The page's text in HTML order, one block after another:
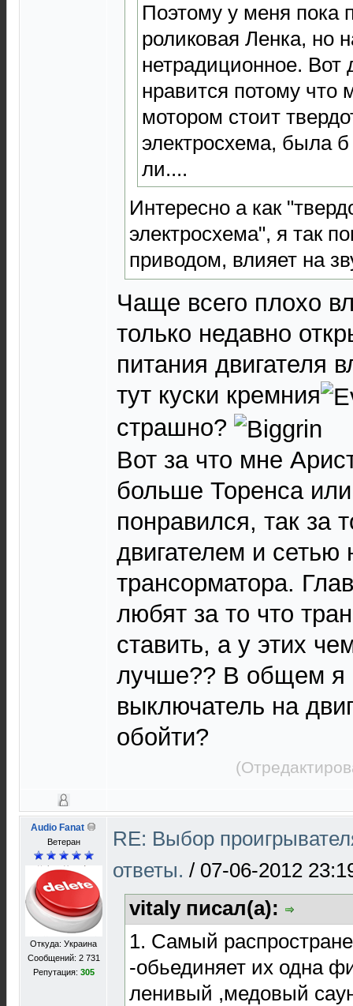
Поэтому у меня пока
роликовая Ленка, но
нетрадиционное. Вот
нравится потому что
мотором стоит
электросхема, была
ли....
Интересно а как
электросхема", я так
приводом, влияет на
Чаще всего плохо
только недавно
питания двигателя
тут куски кремния
страшно?
Вот за что мне
больше Торенса
понравился, так за
двигателем и сетью
трансорматора.
любят за то что
ставить, а у этих
лучше?? В общем
выключатель на
обойти?
Audio Fanat
Ветеран
Откуда: Украина
Сообщений: 2 731
Репутация: 305
RE: Выбор
ответы. / 07-06-2012
vitaly писал(а):
1. Самый
-обьединяет их одна
ленивый ,медовый